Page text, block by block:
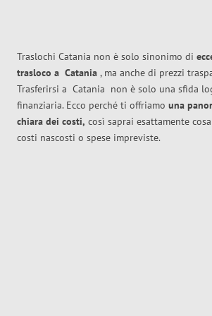
Traslochi Catania non è solo sinonimo di
trasloco a Catania , ma anche di prezzi
Trasferirsi a Catania non è solo una sfida
finanziaria. Ecco perché ti offriamo una
chiara dei costi, così saprai esattamente
costi nascosti o spese impreviste.